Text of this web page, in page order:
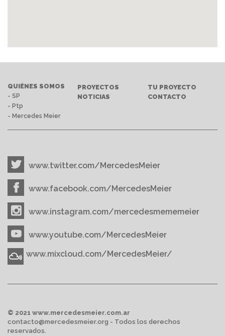
QUIÉNES SOMOS
- SP
- Ptp
- Mercedes Meier
PROYECTOS
NOTICIAS
TU PROYECTO
CONTACTO
www.twitter.com/MercedesMeier
www.facebook.com/MercedesMeier
www.instagram.com/mercedesmememeier
www.youtube.com/MercedesMeier
www.mixcloud.com/MercedesMeier/
© 2021 www.mercedesmeier.com.ar
contacto@mercedesmeier.org - Todos los derechos
reservados.